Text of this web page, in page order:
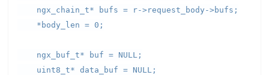
ngx_chain_t* bufs = r->request_body->bufs;
*body_len = 0;
ngx_buf_t* buf = NULL;
uint8_t* data_buf = NULL;